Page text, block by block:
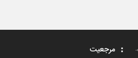
مرجعیت